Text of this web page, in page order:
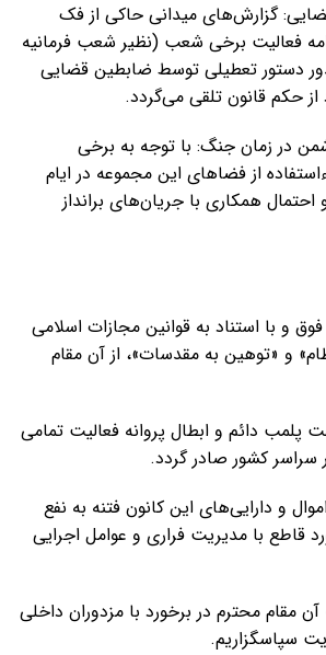
گزارش‌های میدانی حاکی از فک
فعالیت برخی شعب (نظیر شعب فرمانیه
دستور تعطیلی توسط ضابطین قضایی
حکم قانون تلقی می‌گردد.
در زمان جنگ: با توجه به برخی
از فضاهای این مجموعه در ایام
احتمال همکاری با جریان‌های برانداز
فوق و با استناد به قوانین مجازات اسلامی
و «توهین به مقدسات»، از آن مقام
دائم و ابطال پروانه فعالیت تمامی
کشور صادر گردد.
و دارایی‌های این کانون فتنه به نفع
قاطع با مدیریت فراری و عوامل اجرایی
مقام محترم در برخورد با مزدوران داخلی
سپاسگزاریم.